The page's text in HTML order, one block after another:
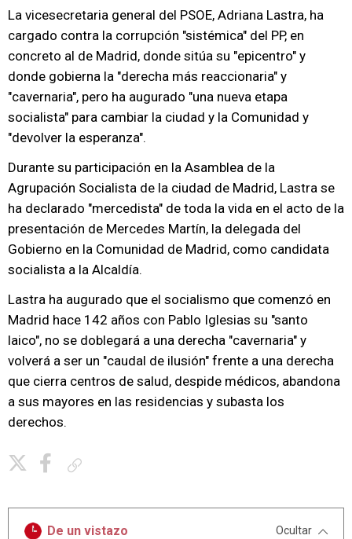
La vicesecretaria general del PSOE, Adriana Lastra, ha
cargado contra la corrupción "sistémica" del PP, en
concreto al de Madrid, donde sitúa su "epicentro" y
donde gobierna la "derecha más reaccionaria" y
"cavernaria", pero ha augurado "una nueva etapa
socialista" para cambiar la ciudad y la Comunidad y
"devolver la esperanza".
Durante su participación en la Asamblea de la
Agrupación Socialista de la ciudad de Madrid, Lastra se
ha declarado "mercedista" de toda la vida en el acto de la
presentación de Mercedes Martín, la delegada del
Gobierno en la Comunidad de Madrid, como candidata
socialista a la Alcaldía.
Lastra ha augurado que el socialismo que comenzó en
Madrid hace 142 años con Pablo Iglesias su "santo
laico", no se doblegará a una derecha "cavernaria" y
volverá a ser un "caudal de ilusión" frente a una derecha
que cierra centros de salud, despide médicos, abandona
a sus mayores en las residencias y subasta los
derechos.
De un vistazo Ocultar